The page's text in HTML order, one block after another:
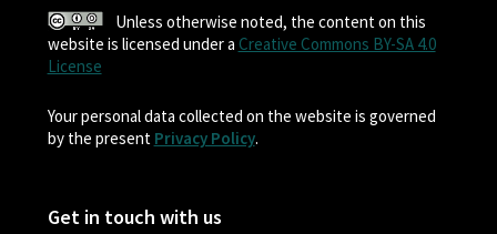
Unless otherwise noted, the content on this
website is licensed under a Creative Commons BY-SA 4.0
License
Your personal data collected on the website is governed
by the present Privacy Policy.
Get in touch with us